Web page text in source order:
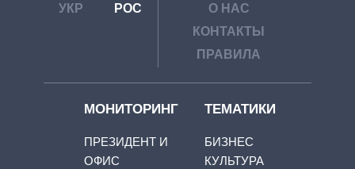
УКР РОС
О НАС
КОНТАКТЫ
ПРАВИЛА
МОНИТОРИНГ
ПРЕЗИДЕНТ И
ОФИС
ТЕМАТИКИ
БИЗНЕС
КУЛЬТУРА